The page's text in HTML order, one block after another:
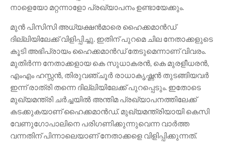
നാളെയോ മറ്റന്നാളോ പ്രഖ്യാപനം ഉണ്ടായേക്കും.
മുൻ പിസിസി അധ്യക്ഷൻമാരെ ഹൈക്കമാൻഡ്
ദില്ലിയിലേക്ക് വിളിപ്പിച്ചു. ഇതിന് പുറമെ ചില നേതാക്കളുടെ
കൂടി അഭിപ്രായം ഹൈക്കമാൻഡ് തേടുമെന്നാണ് വിവരം.
മുതിർന്ന നേതാക്കളായ കെ സുധാകരൻ, കെ മുരളീധരൻ,
എംഎം ഹസ്സൻ, തിരുവഞ്ചൂർ രാധാകൃഷ്ണൻ തുടങ്ങിയവർ
ഇന്ന് രാത്രി തന്നെ ദില്ലിയിലേക്ക് പുറപ്പെടും. ഇതോടെ
മുഖ്യമന്ത്രി ചർച്ചയിൽ അന്തിമ പ്രഖ്യാപനത്തിലേക്ക്
കടക്കുകയാണ് ഹൈക്കമാൻഡ്. മുഖ്യമന്ത്രിയായി കെസി
വേണുഗോപാലിനെ പരിഗണിക്കുന്നുവെന്ന വാർത്ത
വന്നതിന് പിന്നാലെയാണ് നേതാക്കളെ വിളിപ്പിക്കുന്നത്.